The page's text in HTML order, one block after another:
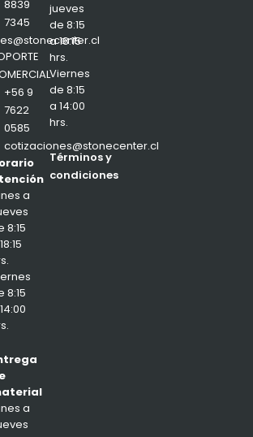
8839
7345
+56 9
7622
0585
cotizaciones@stonecenter.cl
a
8:15
8:15
a
jueves
de 8:15
a 18:15
hrs.
Viernes
de 8:15
a 14:00
hrs.
Términos y
condiciones